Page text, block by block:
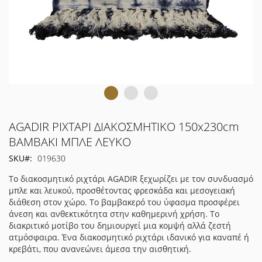
Μετάβαση
στην
αρχή
της
εικόνων
AGADIR ΡΙΧΤΑΡΙ ΔΙΑΚΟΣΜΗΤΙΚΟ 150x230cm
ΒΑΜΒΑΚΙ ΜΠΛΕ ΛΕΥΚΟ
SKU
019630
Το διακοσμητικό ριχτάρι AGADIR ξεχωρίζει με τον συνδυασμό
μπλε και λευκού, προσθέτοντας φρεσκάδα και μεσογειακή
διάθεση στον χώρο. Το βαμβακερό του ύφασμα προσφέρει
άνεση και ανθεκτικότητα στην καθημερινή χρήση. Το
διακριτικό μοτίβο του δημιουργεί μια κομψή αλλά ζεστή
ατμόσφαιρα. Ένα διακοσμητικό ριχτάρι ιδανικό για καναπέ ή
κρεβάτι, που ανανεώνει άμεσα την αισθητική.